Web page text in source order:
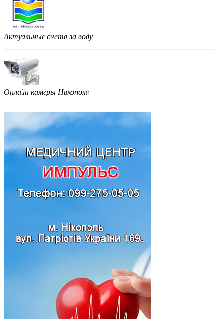
Актуальные счета за воду
Онлайн камеры Никополя